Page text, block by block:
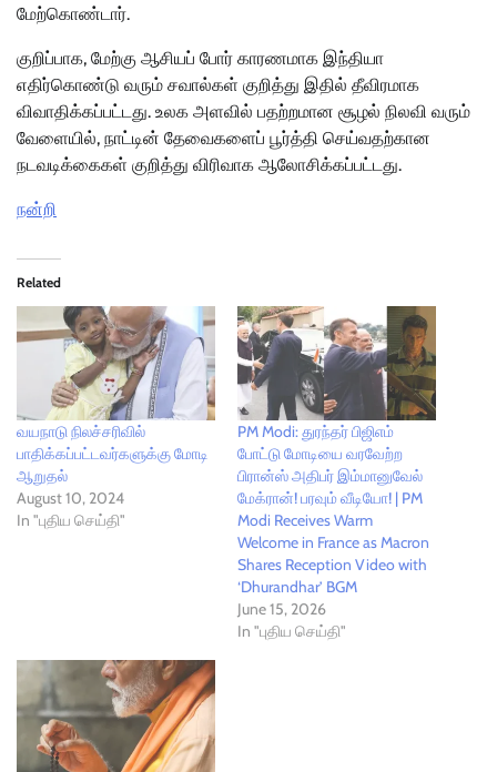
மேற்கொண்டார்.
குறிப்பாக, மேற்கு ஆசியப் போர் காரணமாக இந்தியா
எதிர்கொண்டு வரும் சவால்கள் குறித்து இதில் தீவிரமாக
விவாதிக்கப்பட்டது. உலக அளவில் பதற்றமான சூழல் நிலவி வரும்
வேளையில், நாட்டின் தேவைகளைப் பூர்த்தி செய்வதற்கான
நடவடிக்கைகள் குறித்து விரிவாக ஆலோசிக்கப்பட்டது.
நன்றி
Related
வயநாடு நிலச்சரிவில்
பாதிக்கப்பட்டவர்களுக்கு மோடி
ஆறுதல்
August 10, 2024
In "புதிய செய்தி"
PM Modi: துரந்தர் பிஜிஎம்
போட்டு மோடியை வரவேற்ற
பிரான்ஸ் அதிபர் இம்மானுவேல்
மேக்ரான்! பரவும் வீடியோ! | PM
Modi Receives Warm
Welcome in France as Macron
Shares Reception Video with
‘Dhurandhar’ BGM
June 15, 2026
In "புதிய செய்தி"